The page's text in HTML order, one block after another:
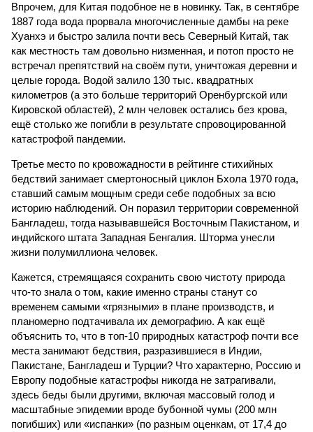
Впрочем, для Китая подобное не в новинку. Так, в сентябре
1887 года вода прорвала многочисленные дамбы на реке
Хуанхэ и быстро залила почти весь Северный Китай, так
как местность там довольно низменная, и потоп просто не
встречал препятствий на своём пути, уничтожая деревни и
целые города. Водой залило 130 тыс. квадратных
километров (а это больше территорий Оренбургской или
Кировской областей), 2 млн человек остались без крова,
ещё столько же погибли в результате спровоцированной
катастрофой пандемии.
Третье место по кровожадности в рейтинге стихийных
бедствий занимает смертоносный циклон Бхола 1970 года,
ставший самым мощным среди себе подобных за всю
историю наблюдений. Он поразил территории современной
Бангладеш, тогда называвшейся Восточным Пакистаном, и
индийского штата Западная Бенгалия. Шторма унесли
жизни полумиллиона человек.
Кажется, стремящаяся сохранить свою чистоту природа
что-то знала о том, какие именно страны станут со
временем самыми «грязными» в плане производств, и
планомерно подтачивала их демографию. А как ещё
объяснить то, что в топ-10 природных катастроф почти все
места занимают бедствия, разразившиеся в Индии,
Пакистане, Бангладеш и Турции? Что характерно, Россию и
Европу подобные катастрофы никогда не затрагивали,
здесь беды были другими, включая массовый голод и
масштабные эпидемии вроде бубонной чумы (200 млн
погибших) или «испанки» (по разным оценкам, от 17,4 до